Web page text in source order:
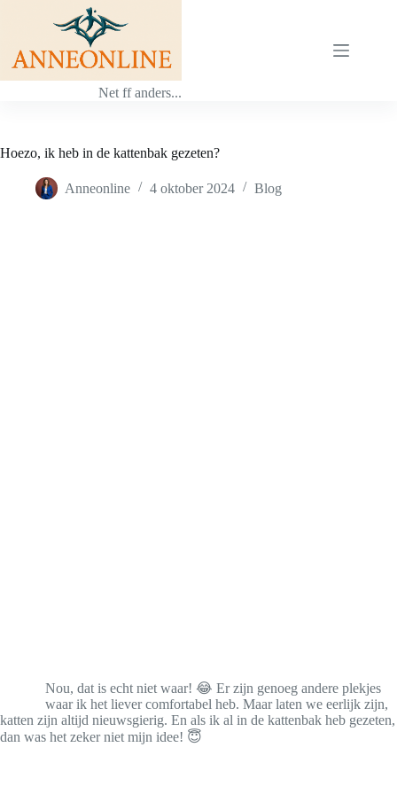
inhoud
Net ff anders...
Hoezo, ik heb in de kattenbak gezeten?
Anneonline 4 oktober 2024 Blog
Nou, dat is echt niet waar! 😂 Er zijn genoeg andere plekjes
waar ik het liever comfortabel heb. Maar laten we eerlijk zijn,
katten zijn altijd nieuwsgierig. En als ik al in de kattenbak heb gezeten,
dan was het zeker niet mijn idee! 😇